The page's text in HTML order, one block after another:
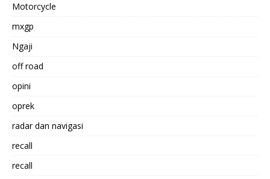
Motorcycle
mxgp
Ngaji
off road
opini
oprek
radar dan navigasi
recall
recall